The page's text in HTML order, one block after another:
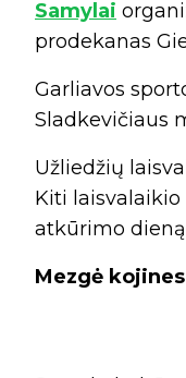
Samylai
prodekanas
Garliavos
Sladkevičiaus
Užliedžių
Kiti
atkūrimo
Mezgė